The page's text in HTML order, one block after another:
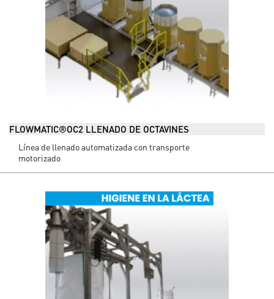
FLOWMATIC®OC2 LLENADO DE OCTAVINES
Línea de llenado automatizada con transporte
motorizado